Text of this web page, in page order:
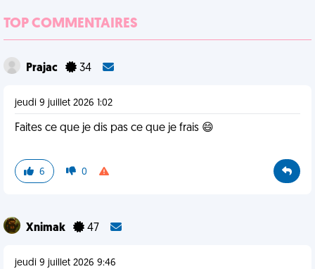
TOP COMMENTAIRES
Prajac 34
jeudi 9 juillet 2026 1:02
Faites ce que je dis pas ce que je frais 😄
6 0
Xnimak 47
jeudi 9 juillet 2026 9:46